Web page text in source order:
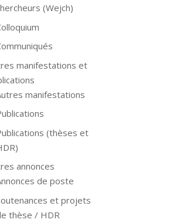
(Wejch)
manifestations et
manifestations
(thèses et
annonces
de poste
et projets
thèse / HDR